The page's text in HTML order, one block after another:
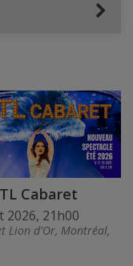
Cabaret
2026, 21h00
Lion d'Or, Montréal,